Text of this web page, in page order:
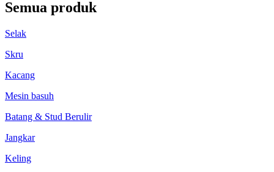
Semua produk
Selak
Skru
Kacang
Mesin basuh
Batang & Stud Berulir
Jangkar
Keling